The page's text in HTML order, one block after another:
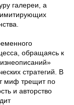
галереи, а
обращаясь к
стратегий. В
миф трещит по
и авторство